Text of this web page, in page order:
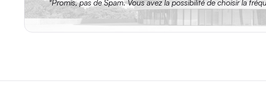
*Promis, pas de Spam. Vous avez la possibilité de choisir la